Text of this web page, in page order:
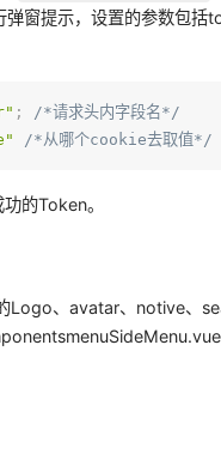
窗提示，设置的参数包括
;
/*请求头内字段名*/
/*从哪个cookie去取值*/
的Token。
Logo、avatar、notive、